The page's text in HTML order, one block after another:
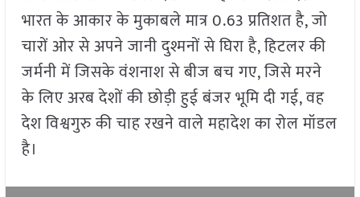
भारत के आकार के मुकाबले मात्र 0.63 प्रतिशत है, जो
चारों ओर से अपने जानी दुश्मनों से घिरा है, हिटलर की
जर्मनी में जिसके वंशनाश से बीज बच गए, जिसे मरने
के लिए अरब देशों की छोड़ी हुई बंजर भूमि दी गई, वह
देश विश्वगुरु की चाह रखने वाले महादेश का रोल मॉडल
है।